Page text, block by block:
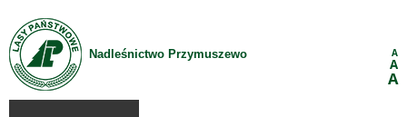
Przejdź do treści
Nadleśnictwo Przymuszewo A
A
A